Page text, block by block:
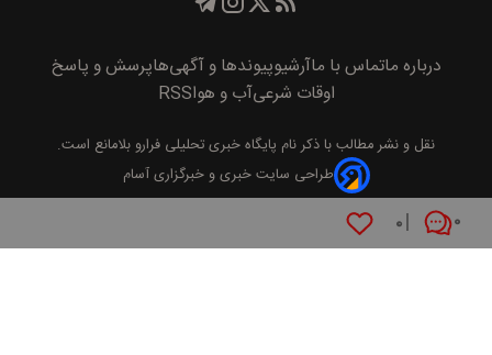
۰ ۰
درباره ماتماس با ماآرشیوپیوند‌ها و آگهی‌هاپرسش و پاسخ
اوقات شرعیآب و هواRSS
نقل و نشر مطالب با ذکر نام پايگاه خبری تحليلی فرارو بلامانع است.
طراحی سایت خبری و خبرگزاری آسام